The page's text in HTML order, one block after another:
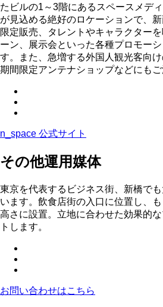
たビルの1～3階にあるスペースメデ
が見込める絶好のロケーションで、
限定販売、タレントやキャラクター
ーン、展示会といった各種プロモー
す。また、急増する外国人観光客向
期間限定アンテナショップなどにもご
n_space 公式サイト
その他運用媒体
東京を代表するビジネス街、新橋で
います。飲食店街の入口に位置し、
高さに設置。立地に合わせた効果的
トします。
お問い合わせはこちら